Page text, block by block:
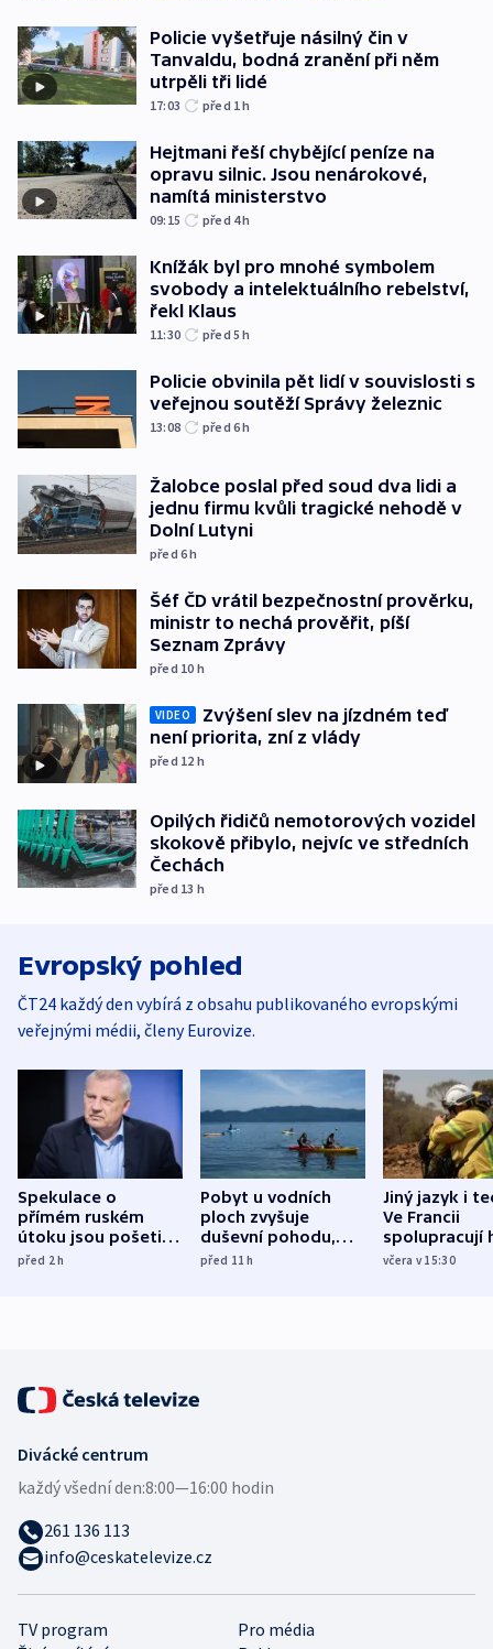
Policie vyšetřuje násilný čin v
Tanvaldu, bodná zranění při něm
utrpěli tři lidé
17:03 před 1h
Hejtmani řeší chybějící peníze na
opravu silnic. Jsou nenárokové,
namítá ministerstvo
09:15 před 4h
Knížák byl pro mnohé symbolem
svobody a intelektuálního rebelství,
řekl Klaus
11:30 před 5h
Policie obvinila pět lidí v souvislosti s
veřejnou soutěží Správy železnic
13:08 před 6h
Žalobce poslal před soud dva lidi a
jednu firmu kvůli tragické nehodě v
Dolní Lutyni
před 6h
Šéf ČD vrátil bezpečnostní prověrku,
ministr to nechá prověřit, píší
Seznam Zprávy
před 10 h
VIDEO
Zvýšení slev na jízdném teď
není priorita, zní z vlády
před 12 h
Opilých řidičů nemotorových vozidel
skokově přibylo, nejvíc ve středních
Čechách
před 13 h
Evropský pohled
ČT24 každý den vybírá z obsahu publikovaného evropskými
veřejnými médii, členy Eurovize.
Spekulace o
přímém ruském
útoku jsou pošetilé,
míní estonský
před 2h
Pobyt u vodních
ploch zvyšuje
duševní pohodu,
ukázala
před 11h
Jiný jazyk i
Ve Francii
spolupracují
různých zemí
včera v 15:30
TV program
Pro média
Divácké centrum
každý všední den:8:00—16:00 hodin
261 136 113
info@ceskatelevize.cz